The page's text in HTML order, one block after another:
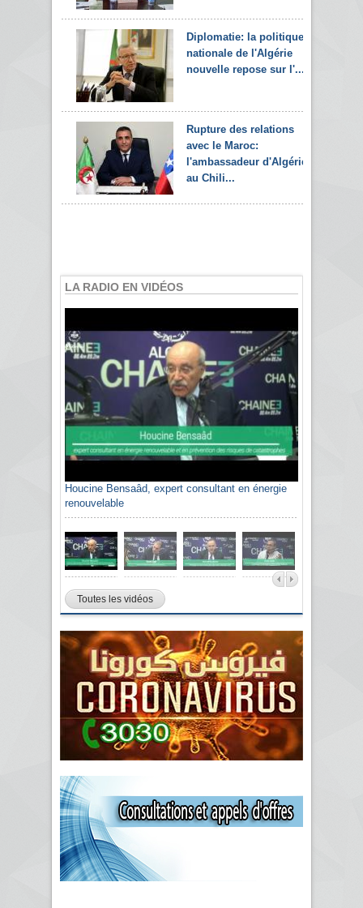
Diplomatie: la politique
nationale de l'Algérie
nouvelle repose sur l'...
Rupture des relations
avec le Maroc:
l'ambassadeur d'Algérie
au Chili...
LA RADIO EN VIDÉOS
Houcine Bensaâd, expert consultant en énergie
renouvelable
Sami Agli, président de la Confédération
algérienne du patronat citoyen CAPC
Toutes les vidéos